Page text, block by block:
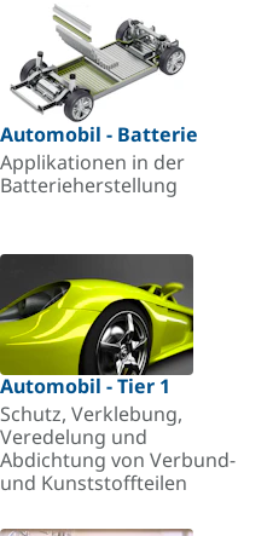
Automobil - Batterie
Applikationen in der
Batterieherstellung
Automobil - Tier 1
Schutz, Verklebung,
Veredelung und
Abdichtung von Verbund-
und Kunststoffteilen